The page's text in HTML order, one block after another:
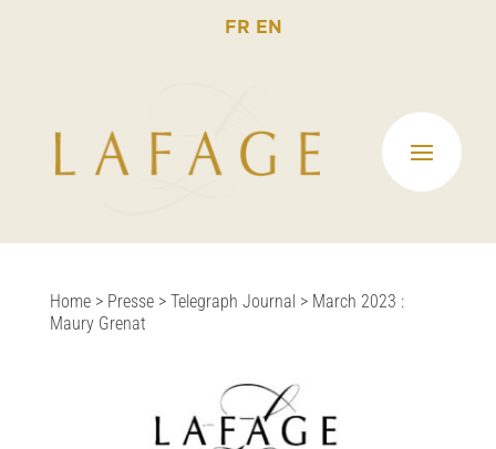
FR EN
Home> Presse> Telegraph Journal > March 2023 :
Maury Grenat